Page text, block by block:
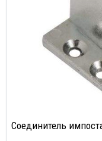
Соединитель